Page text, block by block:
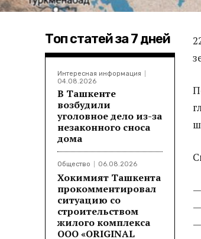
Топ статей за 7 дней
Интересная информация
04.08.2026
В Ташкенте
возбудили
уголовное дело из-за
незаконного сноса
дома
Общество 06.08.2026
Хокимият Ташкента
прокомментировал
ситуацию со
строительством
жилого комплекса
ООО «ORIGINAL